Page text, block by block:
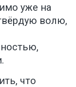
уже на
волю,
что